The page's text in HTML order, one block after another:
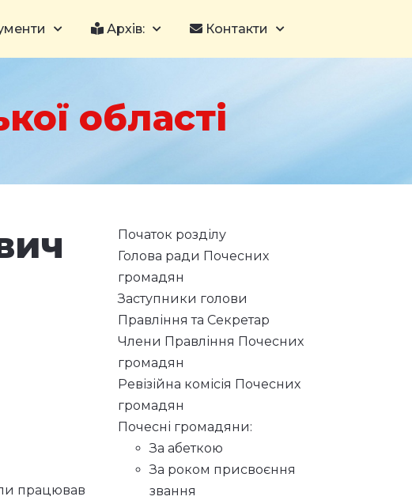
Архів: Контакти
області
працював
Початок розділу
Голова ради Почесних
громадян
Заступники голови
Правління та Секретар
Члени Правління Почесних
громадян
Ревізійна комісія Почесних
громадян
Почесні громадяни:
За абеткою
За роком присвоєння
звання